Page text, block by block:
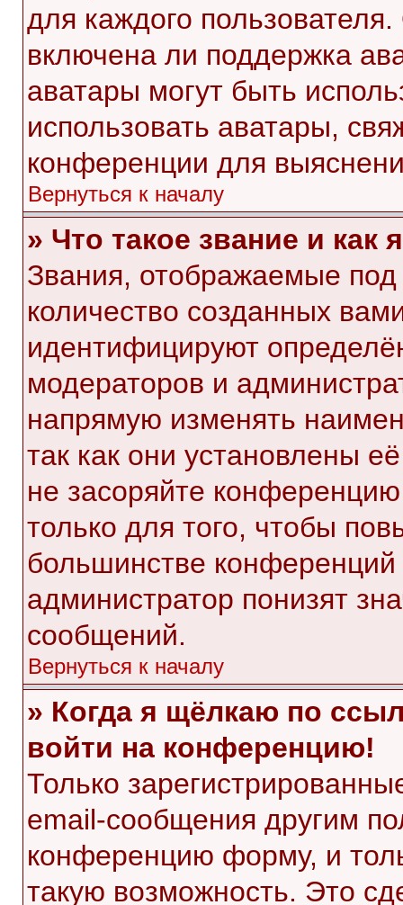
для каждого
включена ли поддержка
аватары могут быть
использовать аватары,
конференции для
Вернуться к началу
» Что такое звание и как
Звания, отображаемые
количество созданных
идентифицируют
модераторов и
напрямую изменять
так как они установлены
не засоряйте
только для того, чтобы
большинстве
администратор понизят
сообщений.
Вернуться к началу
» Когда я щёлкаю по
войти на конференцию!
Только
email-сообщения другим
конференцию форму, и
такую возможность. Это